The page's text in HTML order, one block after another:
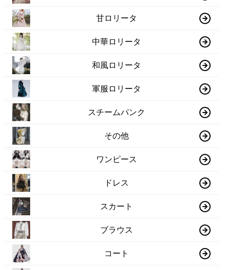
甘ロリータ
中華ロリータ
和風ロリータ
軍服ロリータ
スチームパンク
その他
ワンピース
ドレス
スカート
ブラウス
コート